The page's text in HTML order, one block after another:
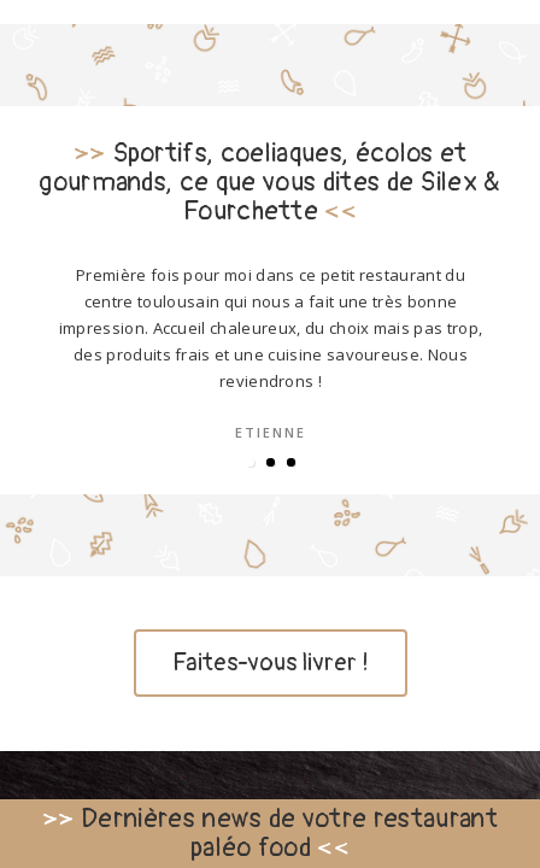
>> Sportifs, coeliaques, écolos et
gourmands, ce que vous dites de Silex &
Fourchette <<
Première fois pour moi dans ce petit restaurant du
centre toulousain qui nous a fait une très bonne
impression. Accueil chaleureux, du choix mais pas trop,
des produits frais et une cuisine savoureuse. Nous
reviendrons !
ETIENNE
Faites-vous livrer !
>> Dernières news de votre restaurant
paléo food <<